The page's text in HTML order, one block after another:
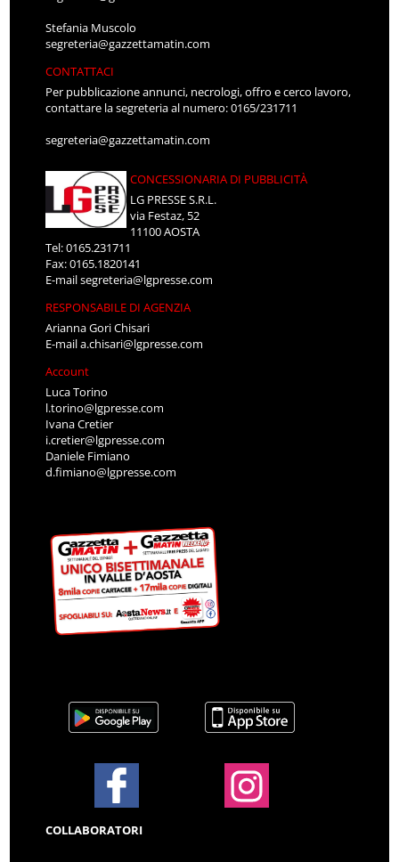
Stefania Muscolo
segreteria@gazzettamatin.com
CONTATTACI
Per pubblicazione annunci, necrologi, offro e cerco lavoro,
contattare la segreteria al numero: 0165/231711
segreteria@gazzettamatin.com
CONCESSIONARIA DI PUBBLICITÀ
LG PRESSE S.R.L.
via Festaz, 52
11100 AOSTA
Tel: 0165.231711
Fax: 0165.1820141
E-mailsegreteria@lgpresse.com
RESPONSABILE DI AGENZIA
Arianna Gori Chisari
E-maila.chisari@lgpresse.com
Account
Luca Torino
l.torino@lgpresse.com
Ivana Cretier
i.cretier@lgpresse.com
Daniele Fimiano
d.fimiano@lgpresse.com
COLLABORATORI